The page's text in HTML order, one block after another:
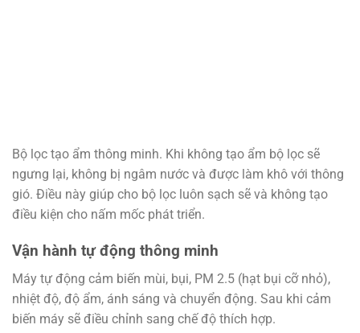
Bộ lọc tạo ẩm thông minh. Khi không tạo ẩm bộ lọc sẽ
ngưng lại, không bị ngâm nước và được làm khô với thông
gió. Điều này giúp cho bộ lọc luôn sạch sẽ và không tạo
điều kiện cho nấm mốc phát triển.
Vận hành tự động thông minh
Máy tự động cảm biến mùi, bụi, PM 2.5 (hạt bụi cỡ nhỏ),
nhiệt độ, độ ẩm, ánh sáng và chuyển động. Sau khi cảm
biến máy sẽ điều chỉnh sang chế độ thích hợp.